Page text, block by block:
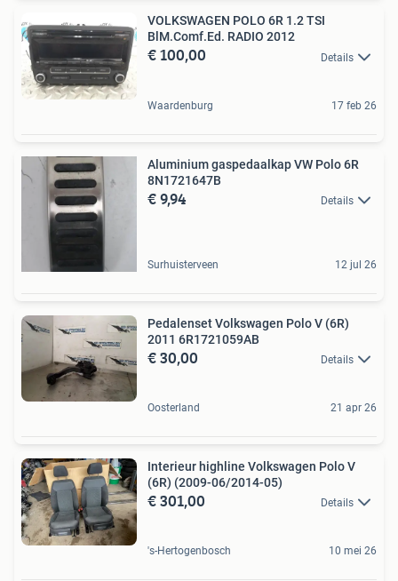
VOLKSWAGEN POLO 6R 1.2 TSI
BlM.Comf.Ed. RADIO 2012
€ 100,00 Details
Waardenburg 17 feb 26
Aluminium gaspedaalkap VW Polo 6R
8N1721647B
€ 9,94 Details
Surhuisterveen 12 jul 26
Pedalenset Volkswagen Polo V (6R)
2011 6R1721059AB
€ 30,00 Details
Oosterland 21 apr 26
Interieur highline Volkswagen Polo V
(6R) (2009-06/2014-05)
€ 301,00 Details
's-Hertogenbosch 10 mei 26